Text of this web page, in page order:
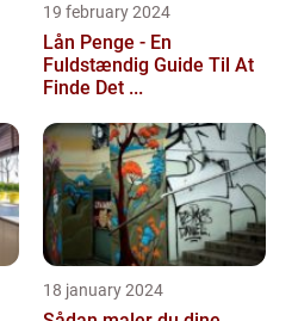
19 february 2024
Lån Penge - En
Fuldstændig Guide Til At
Finde Det ...
18 january 2024